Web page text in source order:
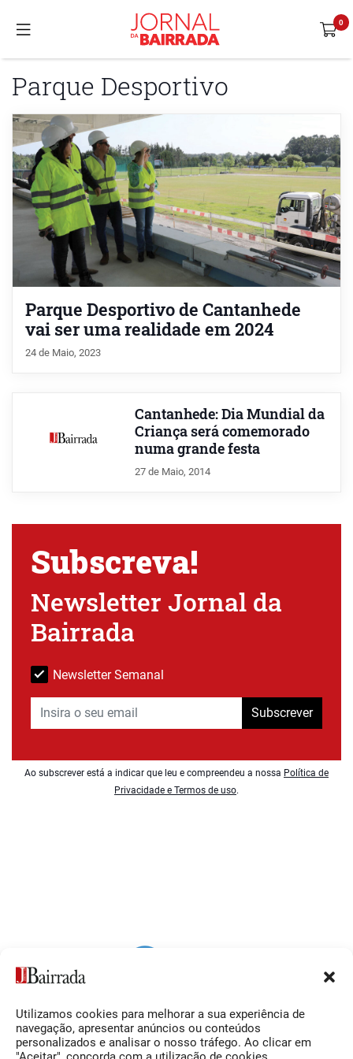
Utilizamos cookies para melhorar a sua experiência de
navegação, apresentar anúncios ou conteúdos
personalizados e analisar o nosso tráfego. Ao clicar em
Parque Desportivo
Parque Desportivo de Cantanhede
vai ser uma realidade em 2024
24 de Maio, 2023
Cantanhede: Dia Mundial da
Criança será comemorado
numa grande festa
27 de Maio, 2014
Subscreva!
Newsletter Jornal da
Bairrada
Newsletter Semanal
Subscrever
Ao subscrever está a indicar que leu e compreendeu a nossa Política de
Privacidade e Termos de uso.
Siga-nos
Facebook
O Jornal da Bairrada
Contactos